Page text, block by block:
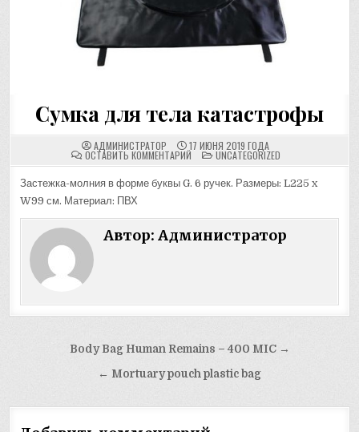
Сумка для тела катастрофы
АДМИНИСТРАТОР 17 ИЮНЯ 2019 ГОДА
ОСТАВИТЬ КОММЕНТАРИЙНА
DISASTER
BAG
ПОМЕЩЕНО
В
UNCATEGORIZED
Застежка-молния в форме буквы G. 6 ручек. Размеры: L225 x
W99 см. Материал: ПВХ
Автор:Администратор
Навигация
Body Bag Human Remains – 400 MIC →
← Mortuary pouch plastic bag